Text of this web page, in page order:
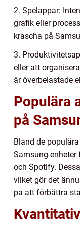
2. Spelappar:
grafik eller
krascha på
3.
eller att
är överbelastade
Populära
på
Bland de
Samsung-enheter
och Spotify.
vilket gör det
på att förbättra